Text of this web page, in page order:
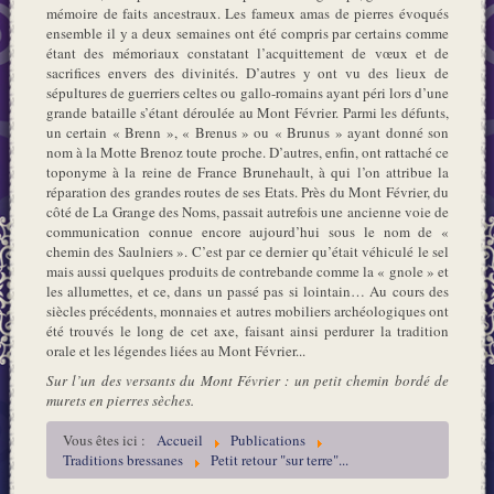
mémoire de faits ancestraux. Les fameux amas de pierres évoqués
ensemble il y a deux semaines ont été compris par certains comme
étant des mémoriaux constatant l’acquittement de vœux et de
sacrifices envers des divinités. D’autres y ont vu des lieux de
sépultures de guerriers celtes ou gallo-romains ayant péri lors d’une
grande bataille s’étant déroulée au Mont Février. Parmi les défunts,
un certain « Brenn », « Brenus » ou « Brunus » ayant donné son
nom à la Motte Brenoz toute proche. D’autres, enfin, ont rattaché ce
toponyme à la reine de France Brunehault, à qui l’on attribue la
réparation des grandes routes de ses Etats. Près du Mont Février, du
côté de La Grange des Noms, passait autrefois une ancienne voie de
communication connue encore aujourd’hui sous le nom de «
chemin des Saulniers ». C’est par ce dernier qu’était véhiculé le sel
mais aussi quelques produits de contrebande comme la « gnole » et
les allumettes, et ce, dans un passé pas si lointain… Au cours des
siècles précédents, monnaies et autres mobiliers archéologiques ont
été trouvés le long de cet axe, faisant ainsi perdurer la tradition
orale et les légendes liées au Mont Février...
Sur l’un des versants du Mont Février : un petit chemin bordé de
murets en pierres sèches.
Vous êtes ici :
Accueil
Publications
Traditions bressanes
Petit retour "sur terre"...